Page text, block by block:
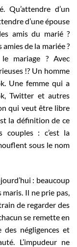
Qu’attendre d’un
d’une épouse
amis du marié ?
de la mariée ?
le mariage ? Avec
!? Un homme
Une femme qui a
Twitter et autres
qui veut être libre
la définition de ce
couples : c’est la
sous le nom
: beaucoup
maris. Il ne prie pas,
de regarder des
se remette en
des négligences et
L’impudeur ne